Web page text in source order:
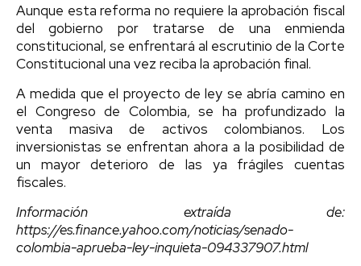
Aunque esta reforma no requiere la aprobación fiscal
del gobierno por tratarse de una enmienda
constitucional, se enfrentará al escrutinio de la Corte
Constitucional una vez reciba la aprobación final.
A medida que el proyecto de ley se abría camino en
el Congreso de Colombia, se ha profundizado la
venta masiva de activos colombianos. Los
inversionistas se enfrentan ahora a la posibilidad de
un mayor deterioro de las ya frágiles cuentas
fiscales.
Información extraída de:
https://es.finance.yahoo.com/noticias/senado-
colombia-aprueba-ley-inquieta-094337907.html